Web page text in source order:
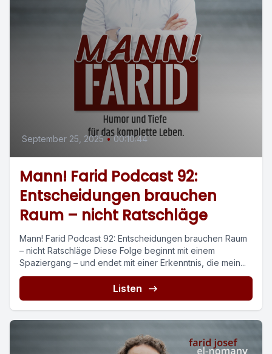
September 25, 2025 • 00:10:44
Mann! Farid Podcast 92:
Entscheidungen brauchen
Raum – nicht Ratschläge
Mann! Farid Podcast 92: Entscheidungen brauchen Raum
– nicht Ratschläge Diese Folge beginnt mit einem
Spaziergang – und endet mit einer Erkenntnis, die mein...
Listen